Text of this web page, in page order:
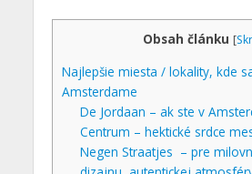
Obsah článku [
Najlepšie miesta / lokality, kde
Amsterdame
De Jordaan – ak ste v
Centrum – hektické srdce
Negen Straatjes – pre